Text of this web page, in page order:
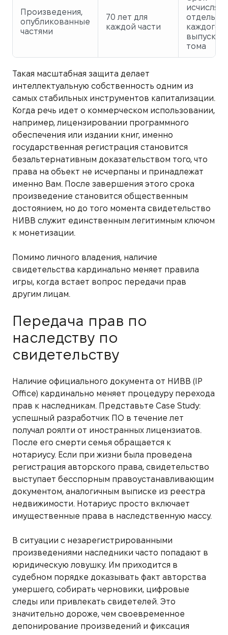
Произведения,
опубликованные
частями
70 лет для
каждой части
отдельно
каждого
выпуска/
тома
Такая масштабная защита делает
интеллектуальную собственность одним из
самых стабильных инструментов капитализации.
Когда речь идет о коммерческом использовании,
например, лицензировании программного
обеспечения или издании книг, именно
государственная регистрация становится
безальтернативным доказательством того, что
права на объект не исчерпаны и принадлежат
именно Вам. После завершения этого срока
произведение становится общественным
достоянием, но до того момента свидетельство
НИВВ служит единственным легитимным ключом
к монетизации.
Помимо личного владения, наличие
свидетельства кардинально меняет правила
игры, когда встает вопрос передачи прав
другим лицам.
Передача прав по
наследству по
свидетельству
Наличие официального документа от НИВВ (IP
Office) кардинально меняет процедуру перехода
прав к наследникам. Представьте Case Study:
успешный разработчик ПО в течение лет
получал роялти от иностранных лицензиатов.
После его смерти семья обращается к
нотариусу. Если при жизни была проведена
регистрация авторского права, свидетельство
выступает бесспорным правоустанавливающим
документом, аналогичным выписке из реестра
недвижимости. Нотариус просто включает
имущественные права в наследственную массу.
В ситуации с незарегистрированными
произведениями наследники часто попадают в
юридическую ловушку. Им приходится в
судебном порядке доказывать факт авторства
умершего, собирать черновики, цифровые
следы или привлекать свидетелей. Это
значительно дороже, чем своевременное
депонирование произведений и фиксация